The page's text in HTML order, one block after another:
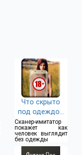
Что скрыто
под одеждой
(18+)
Сканер-имитатор
покажет как
человек выглядит
без одежды